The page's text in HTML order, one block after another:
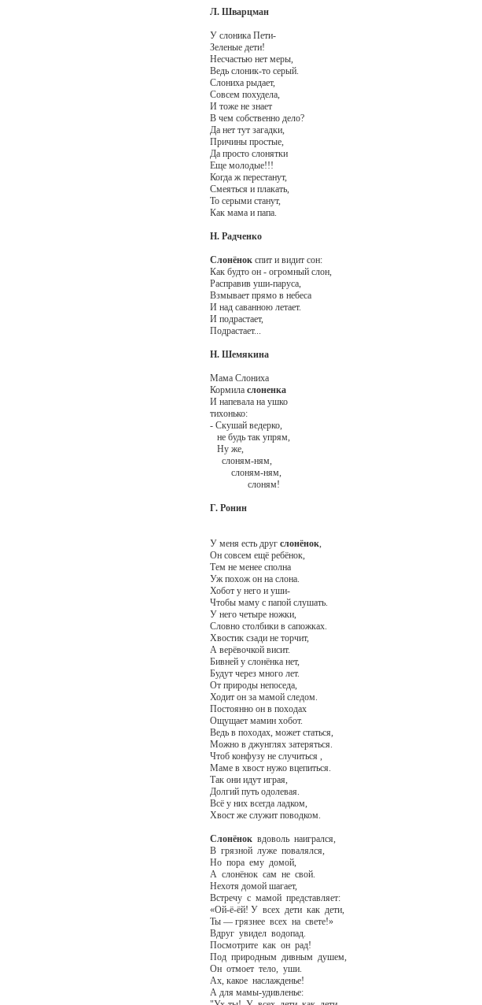
Л. Шварцман
У слоника Пети-
Зеленые дети!
Несчастью нет меры,
Ведь слоник-то серый.
Слониха рыдает,
Совсем похудела,
И тоже не знает
В чем собственно дело?
Да нет тут загадки,
Причины простые,
Да просто слонятки
Еще молодые!!!
Когда ж перестанут,
Смеяться и плакать,
То серыми станут,
Как мама и папа.
Н. Радченко
Слонёнок спит и видит сон:
Как будто он - огромный слон,
Расправив уши-паруса,
Взмывает прямо в небеса
И над саванною летает.
И подрастает,
Подрастает...
Н. Шемякина
Мама Слониха
Кормиласлоненка
И напевала на ушко
тихонько:
- Скушай ведерко,
не будь так упрям,
Ну же,
слоням-ням,
слоням-ням,
слоням!
Г. Ронин
У меня есть другслонёнок,
Он совсем ещё ребёнок,
Тем не менее сполна
Уж похож он на слона.
Хобот у него и уши-
Чтобы маму с папой слушать.
У него четыре ножки,
Словно столбики в сапожках.
Хвостик сзади не торчит,
А верёвочкой висит.
Бивней у слонёнка нет,
Будут через много лет.
От природы непоседа,
Ходит он за мамой следом.
Постоянно он в походах
Ощущает мамин хобот.
Ведь в походах, может статься,
Можно в джунглях затеряться.
Чтоб конфузу не случиться ,
Маме в хвост нужо вцепиться.
Так они идут играя,
Долгий путь одолевая.
Всё у них всегда ладком,
Хвост же служит поводком.
Слонёнок вдоволь наигрался,
В грязной луже повалялся,
Но пора ему домой,
А слонёнок сам не свой.
Нехотя домой шагает,
Встречу с мамой представляет:
«Ой-ё-ёй! У всех дети как дети,
Ты — грязнее всех на свете!»
Вдруг увидел водопад.
Посмотрите как он рад!
Под природным дивным душем,
Он отмоет тело, уши.
Ах, какое наслажденье!
А для мамы-удивленье: